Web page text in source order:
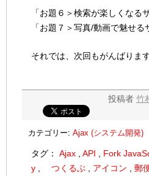
「お題６＞検索が楽しくなる
「お題７＞写真/動画で魅せる
それでは、次回もがんばりま
投稿者 竹
カテゴリー: Ajax (システム開発)
タグ： Ajax API Fork
y
つくるぶ アイコン 郵